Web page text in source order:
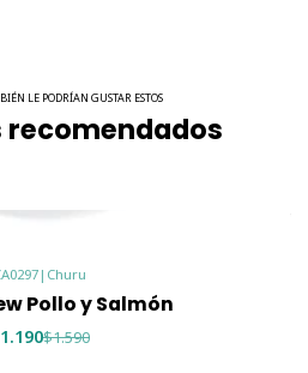
LE PODRÍAN GUSTAR ESTOS
recomendados
| Churu
Pollo y Salmón
$1.590